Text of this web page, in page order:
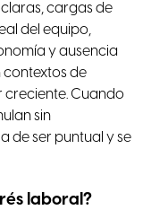
cargas de
del equipo,
y ausencia
contextos de
Cuando
sin
de ser puntual y se
laboral?